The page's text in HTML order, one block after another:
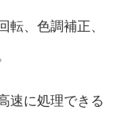
、色調補正、
速に処理できる